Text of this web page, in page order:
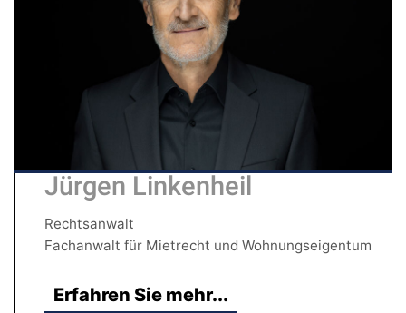
Jürgen Linkenheil
Rechtsanwalt
Fachanwalt für Mietrecht und Wohnungseigentum
Erfahren Sie mehr...